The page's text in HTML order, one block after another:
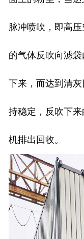
脉冲喷吹，即高
的气体反吹向滤
下来，而达到清
持稳定，反吹下
机排出回收。